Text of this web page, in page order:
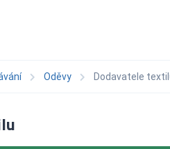
Oděvy Dodavatele